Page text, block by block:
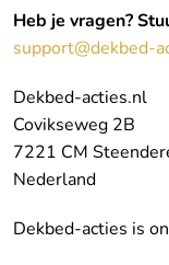
Heb je vragen?
support@dekbed-
Dekbed-acties.nl
Covikseweg 2B
7221 CM
Nederland
Dekbed-acties is